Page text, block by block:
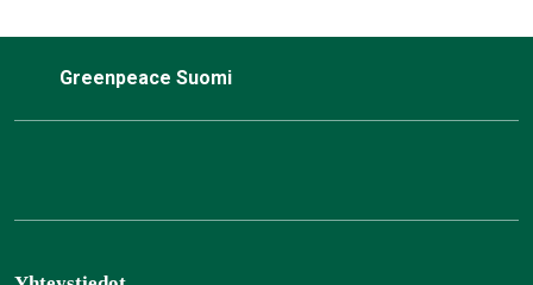
Greenpeace Suomi